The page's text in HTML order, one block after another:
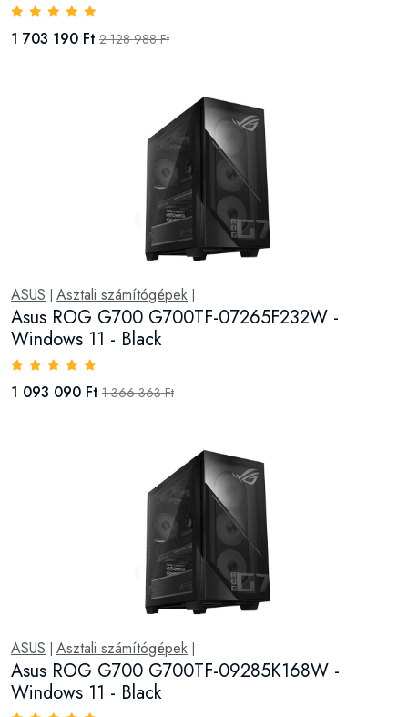
1 703 190 Ft 2 128 988 Ft
ASUS | Asztali számítógépek |
Asus ROG G700 G700TF-07265F232W -
Windows 11 - Black
1 093 090 Ft 1 366 363 Ft
ASUS | Asztali számítógépek |
Asus ROG G700 G700TF-09285K168W -
Windows 11 - Black